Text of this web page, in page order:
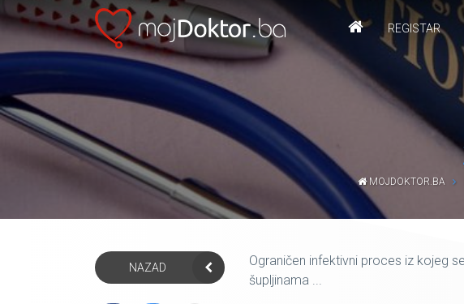
REGISTAR
MOJDOKTOR.BA
NAZAD
Ograničen infektivni proces iz kojeg
šupljinama ...